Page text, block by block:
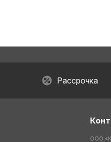
Рассрочка
ООО